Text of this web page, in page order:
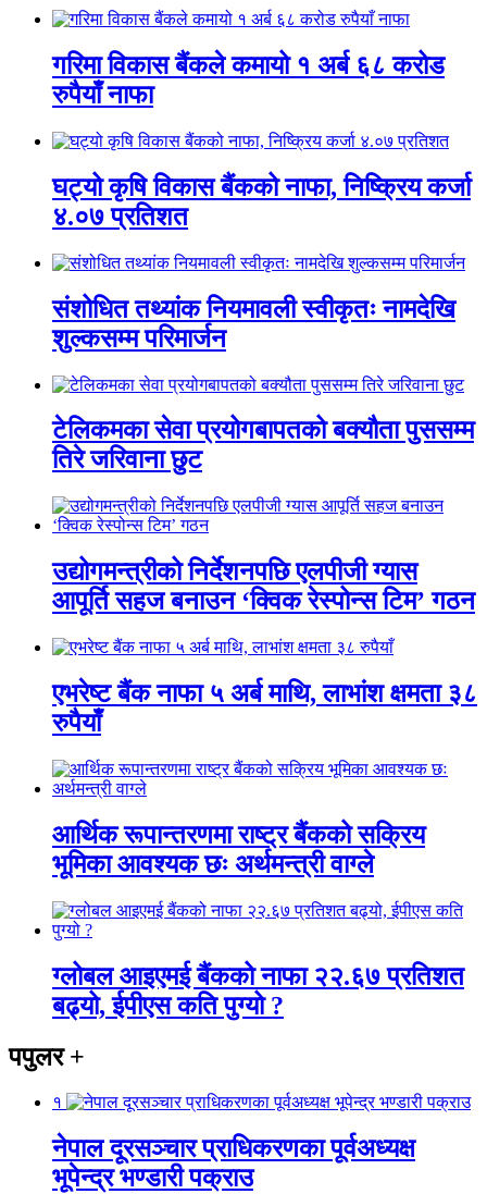
गरिमा विकास बैंकले कमायो १ अर्ब ६८ करोड
रुपैयाँ नाफा
घट्यो कृषि विकास बैंकको नाफा, निष्क्रिय कर्जा
४.०७ प्रतिशत
संशोधित तथ्यांक नियमावली स्वीकृतः नामदेखि
शुल्कसम्म परिमार्जन
टेलिकमका सेवा प्रयोगबापतको बक्यौता पुससम्म
तिरे जरिवाना छुट
उद्योगमन्त्रीको निर्देशनपछि एलपीजी ग्यास
आपूर्ति सहज बनाउन ‘क्विक रेस्पोन्स टिम’ गठन
एभरेष्ट बैंक नाफा ५ अर्ब माथि, लाभांश क्षमता ३८
रुपैयाँ
आर्थिक रूपान्तरणमा राष्ट्र बैंकको सक्रिय
भूमिका आवश्यक छः अर्थमन्त्री वाग्ले
ग्लोबल आइएमई बैंकको नाफा २२.६७ प्रतिशत
बढ्यो, ईपीएस कति पुग्यो ?
पपुलर+
१
नेपाल दूरसञ्चार प्राधिकरणका पूर्वअध्यक्ष
भूपेन्द्र भण्डारी पक्राउ